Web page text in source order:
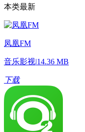
本类最新
凤凰FM
音乐影视|14.36 MB
下载